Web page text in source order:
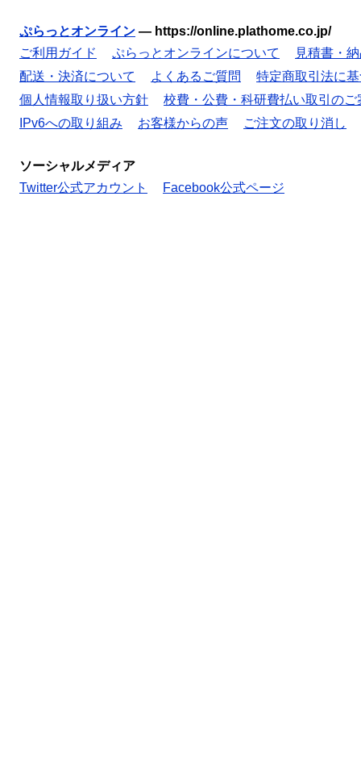
ぷらっとオンライン — https://online.plathome.co.jp/
ご利用ガイド
ぷらっとオンラインについて
見積書・
配送・決済について
よくあるご質問
特定商取引法に
個人情報取り扱い方針
校費・公費・科研費払い取引のご
IPv6への取り組み
お客様からの声 ご注文の取り消し
ソーシャルメディア
Twitter公式アカウント
Facebook公式ページ